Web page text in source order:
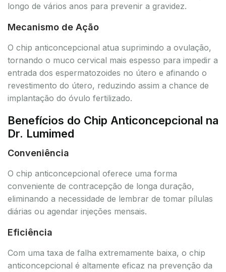
longo de vários anos para prevenir a gravidez.
Mecanismo de Ação
O chip anticoncepcional atua suprimindo a ovulação,
tornando o muco cervical mais espesso para impedir a
entrada dos espermatozoides no útero e afinando o
revestimento do útero, reduzindo assim a chance de
implantação do óvulo fertilizado.
Benefícios do Chip Anticoncepcional na
Dr. Lumimed
Conveniência
O chip anticoncepcional oferece uma forma
conveniente de contracepção de longa duração,
eliminando a necessidade de lembrar de tomar pílulas
diárias ou agendar injeções mensais.
Eficiência
Com uma taxa de falha extremamente baixa, o chip
anticoncepcional é altamente eficaz na prevenção da